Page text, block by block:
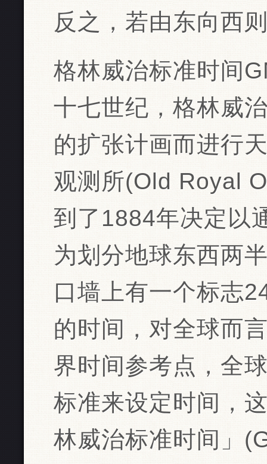
反之，若由东向西
格林威治标准时间
十七世纪，格林威
的扩张计画而进行
观测所(Old Royal
到了1884年决定以
为划分地球东西两
口墙上有一个标志
的时间，对全球而
界时间参考点，全
标准来设定时间，
林威治标准时间」